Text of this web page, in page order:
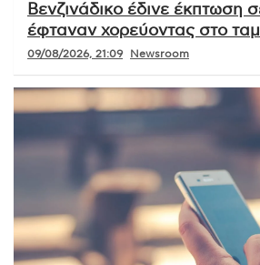
Βενζινάδικο έδινε έκπτωση
έφταναν χορεύοντας στο
09/08/2026, 21:09 Newsroom